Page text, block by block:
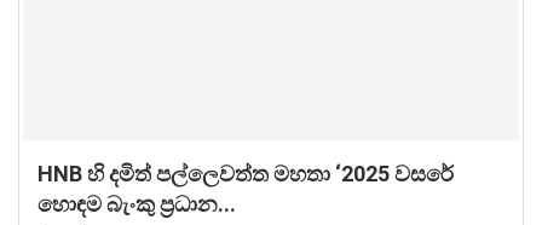
HNB හි දමිත් පල්ලෙවත්ත මහතා ‘2025 වසරේ
හොඳම බැංකු ප්‍රධාන...